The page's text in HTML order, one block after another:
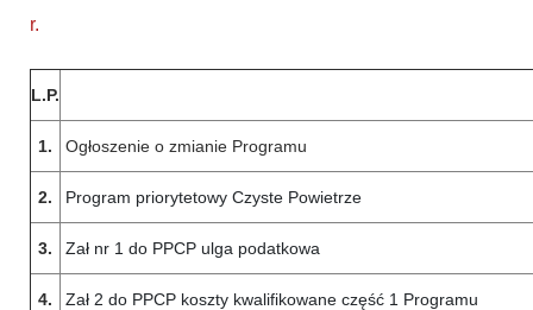
r.
L.P.
1. Ogłoszenie o zmianie Programu
2. Program priorytetowy Czyste Powietrze
3. Zał nr 1 do PPCP ulga podatkowa
4. Zał 2 do PPCP koszty kwalifikowane część 1 Programu